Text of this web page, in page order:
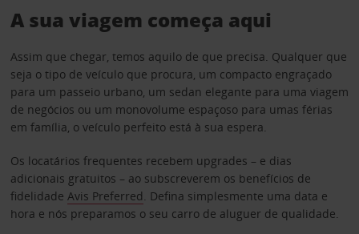
A sua viagem começa aqui
Assim que chegar, temos aquilo de que precisa. Qualquer que
seja o tipo de veículo que procura, um compacto engraçado
para um passeio urbano, um sedan elegante para uma viagem
de negócios ou um monovolume espaçoso para umas férias
em família, o veículo perfeito está à sua espera.
Os locatários frequentes recebem upgrades – e dias
adicionais gratuitos – ao subscreverem os benefícios de
fidelidade Avis Preferred. Defina simplesmente uma data e
hora e nós preparamos o seu carro de aluguer de qualidade.